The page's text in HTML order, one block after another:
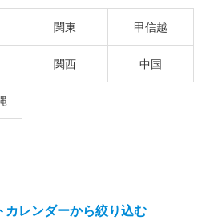
関東 甲信越
関西 中国
カレンダーから絞り込む